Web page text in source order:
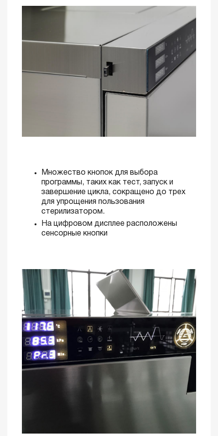
Множество кнопок для выбора
программы, таких как тест, запуск и
завершение цикла, сокращено до трех
для упрощения пользования
стерилизатором.
На цифровом дисплее расположены
сенсорные кнопки